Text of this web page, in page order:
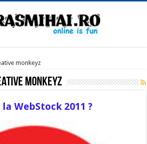
monkeyz
monkeyz
WebStock 2011 ?